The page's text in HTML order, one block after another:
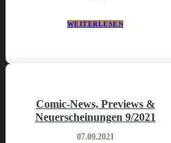
WEITERLESEN
Comic-News, Previews &
Neuerscheinungen 9/2021
07.09.2021